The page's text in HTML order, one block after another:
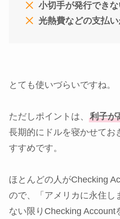
小切手が発行でき
光熱費などの支払
とても使いづらいですね。
ただしポイントは、 利子が
長期的にドルを寝かせてお
すすめです。
ほとんどの人がChecking
ので、「アメリカに永住し
ない限りChecking Account